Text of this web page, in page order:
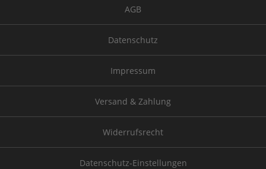
AGB
Datenschutz
Impressum
Versand & Zahlung
Widerrufsrecht
Datenschutz-Einstellungen